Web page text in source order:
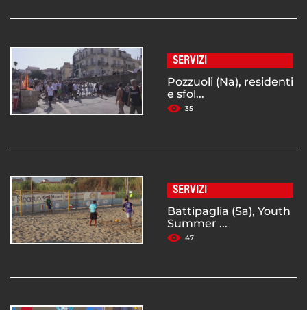
SERVIZI
Pozzuoli (Na), residenti
e sfol...
35
SERVIZI
Battipaglia (Sa), Youth
Summer ...
47